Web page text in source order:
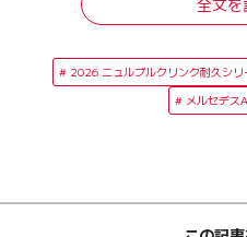
2026 ニュルブルクリンク耐久シリ
メルセデス